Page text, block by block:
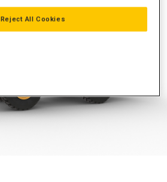
Reject All Cookies